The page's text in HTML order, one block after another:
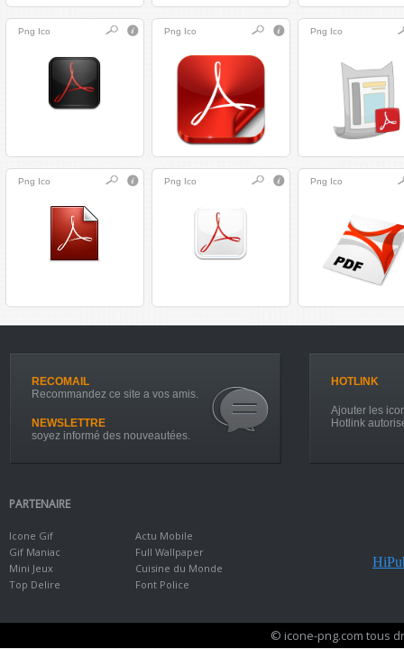
Png Ico Png Ico Png Ico
Png Ico Png Ico Png Ico
RECOMAIL
Recommandez ce site a vos amis.
NEWSLETTRE
soyez informé des nouveautées.
HOTLINK
Ajouter les
Hotlink
PARTENAIRE
Icone Gif
Gif Maniac
Mini Jeux
Top Delire
Actu Mobile
Full Wallpaper
Cuisine du Monde
Font Police
© icone-png.com tous